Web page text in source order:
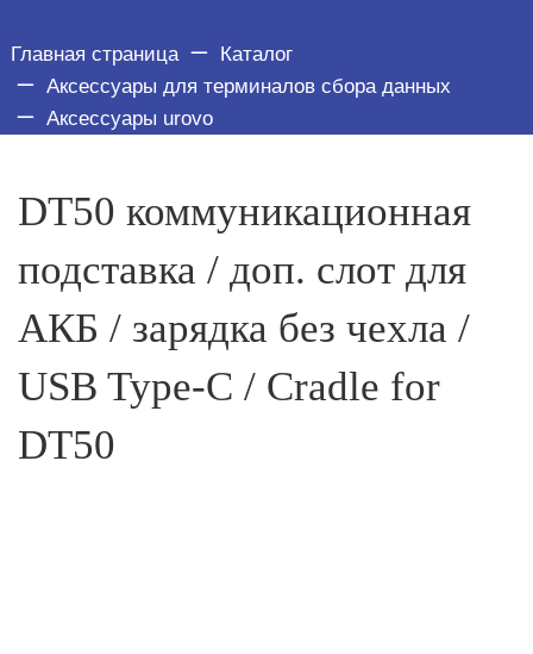
Главная страница
Каталог
Аксессуары для терминалов сбора данных
Аксессуары urovo
DT50 коммуникационная
подставка / доп. слот для
АКБ / зарядка без чехла /
USB Type-C / Cradle for
DT50